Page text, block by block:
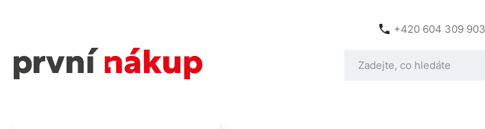
+420 604 309 903